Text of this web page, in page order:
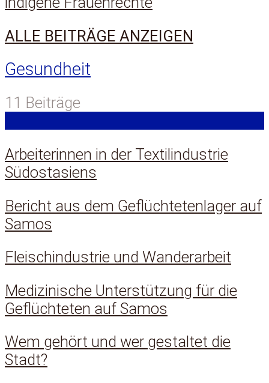
ALLE BEITRÄGE ANZEIGEN
Gesundheit
11 Beiträge
Arbeiterinnen in der Textilindustrie
Südostasiens
Bericht aus dem Geflüchtetenlager auf
Samos
Fleischindustrie und Wanderarbeit
Medizinische Unterstützung für die
Geflüchteten auf Samos
Wem gehört und wer gestaltet die
Stadt?